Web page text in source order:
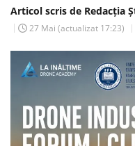
Articol scris de Redacția
27 Mai (actualizat 17:23)